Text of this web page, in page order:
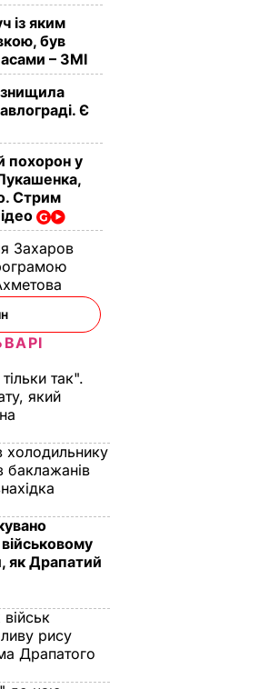
із яким
був
– ЗМІ
знищила
Є
похорон у
Стрим
Захаров
так".
який
холодильнику
баклажанів
як Драпатий
військ
рису
Драпатого